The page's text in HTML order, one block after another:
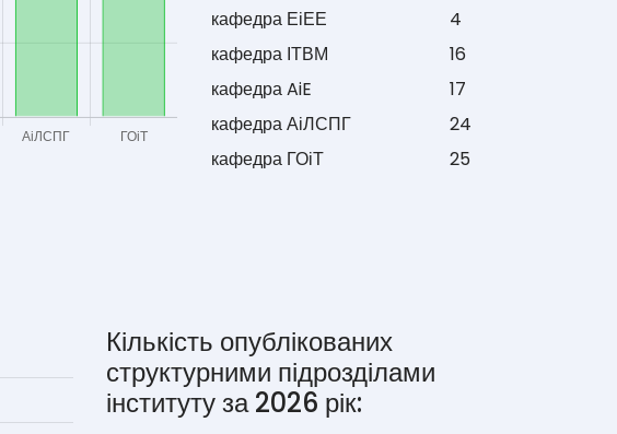
кафедра ЕіЕЕ
4
кафедра ІТВМ
16
кафедра AiE
17
кафедра АіЛСПГ
24
кафедра ГОіТ
25
Кількість опублікованих
структурними підрозділами
інституту за 2026 рік: